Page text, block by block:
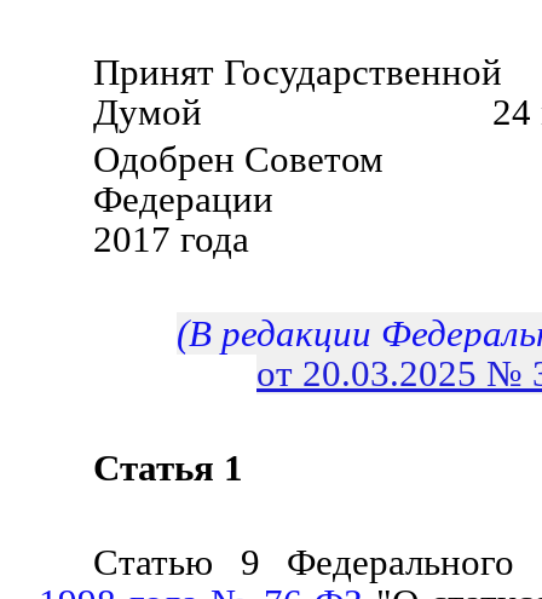
Принят Государственной
Думой 24 марта
Одобрен Советом
Федерации
2017 года
(В редакции
от 20.03.2025 №
Статья 1
Статью 9